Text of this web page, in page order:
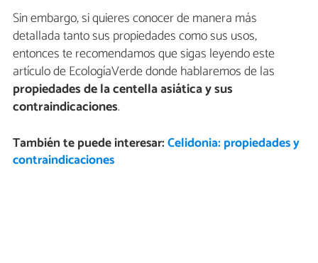
Sin embargo, si quieres conocer de manera más
detallada tanto sus propiedades como sus usos,
entonces te recomendamos que sigas leyendo este
artículo de EcologíaVerde donde hablaremos de las
propiedades de la centella asiáticay sus
contraindicaciones.
También te puede interesar:Celidonia: propiedades y
contraindicaciones